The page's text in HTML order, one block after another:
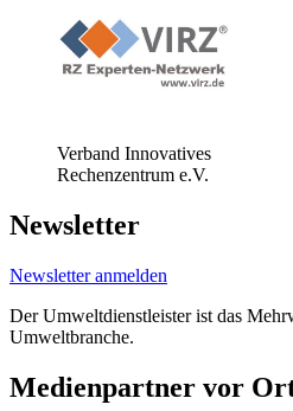
Verband Innovatives
Rechenzentrum e.V.
Newsletter
Newsletter anmelden
Der Umweltdienstleister ist das
Umweltbranche.
Medienpartner vor